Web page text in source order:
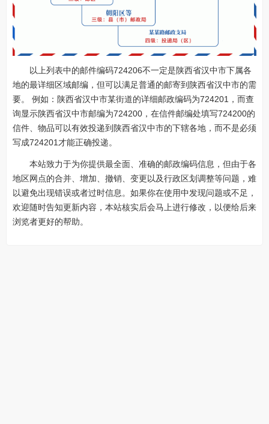
以上列表中的邮件编码724206不一定是陕西省汉中市下属各
地的最详细区域邮编，但可以满足普通的邮寄到陕西省汉中市的需
要。 例如：陕西省汉中市某街道的详细邮政编码为724201，而查
询显示陕西省汉中市邮编为724200，在信件邮编处填写724200的
信件、物品可以有效投递到陕西省汉中市的下辖各地，而不是必须
写成724201才能正确投递。
本站致力于为你提供最全面、准确的邮政编码信息，但由于各
地区网点的合并、增加、撤销、变更以及行政区划调整等问题，难
以避免出现错误或者过时信息。如果你在使用中发现问题或不足，
欢迎随时告知更新内容，本站核实后会马上进行修改，以便给后来
浏览者更好的帮助。